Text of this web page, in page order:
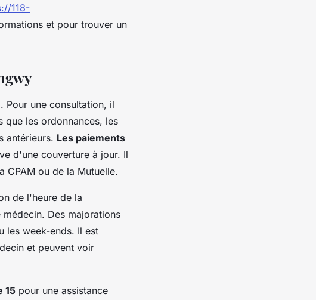
118-
et pour trouver un
. Pour une consultation, il
que les ordonnances, les
antérieurs. Les paiements
d'une couverture à jour. Il
CPAM ou de la Mutuelle.
de l'heure de la
Des majorations
les week-ends. Il est
et peuvent voir
15 pour une assistance